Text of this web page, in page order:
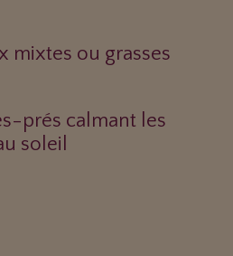
mixtes ou grasses
prés calmant les
soleil